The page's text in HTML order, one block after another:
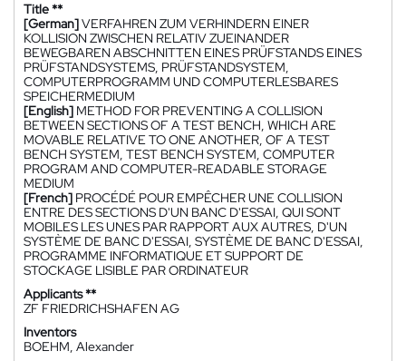
Title **
[German]VERFAHREN ZUM VERHINDERN EINER
KOLLISION ZWISCHEN RELATIV ZUEINANDER
BEWEGBAREN ABSCHNITTEN EINES PRÜFSTANDS EINES
PRÜFSTANDSYSTEMS, PRÜFSTANDSYSTEM,
COMPUTERPROGRAMM UND COMPUTERLESBARES
SPEICHERMEDIUM
[English] METHOD FOR PREVENTING A COLLISION
BETWEEN SECTIONS OF A TEST BENCH, WHICH ARE
MOVABLE RELATIVE TO ONE ANOTHER, OF A TEST
BENCH SYSTEM, TEST BENCH SYSTEM, COMPUTER
PROGRAM AND COMPUTER-READABLE STORAGE
MEDIUM
[French] PROCÉDÉ POUR EMPÊCHER UNE COLLISION
ENTRE DES SECTIONS D'UN BANC D'ESSAI, QUI SONT
MOBILES LES UNES PAR RAPPORT AUX AUTRES, D'UN
SYSTÈME DE BANC D'ESSAI, SYSTÈME DE BANC D'ESSAI,
PROGRAMME INFORMATIQUE ET SUPPORT DE
STOCKAGE LISIBLE PAR ORDINATEUR
Applicants **
ZF FRIEDRICHSHAFEN AG
Inventors
BOEHM, Alexander